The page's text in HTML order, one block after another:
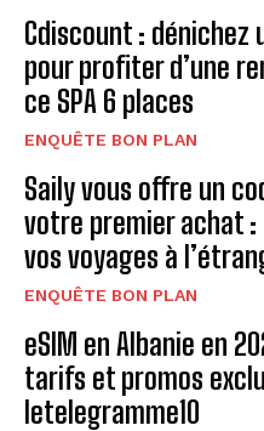
Cdiscount : dénichez
pour profiter d’une
ce SPA 6 places
ENQUÊTE BON PLAN
Saily vous offre un
votre premier achat :
vos voyages à
ENQUÊTE BON PLAN
eSIM en Albanie en
tarifs et promos
letelegramme10